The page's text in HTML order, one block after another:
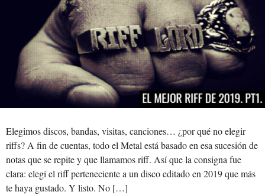
Elegimos discos, bandas, visitas, canciones… ¿por qué no elegir
riffs? A fin de cuentas, todo el Metal está basado en esa sucesión de
notas que se repite y que llamamos riff. Así que la consigna fue
clara: elegí el riff perteneciente a un disco editado en 2019 que más
te haya gustado. Y listo. No […]